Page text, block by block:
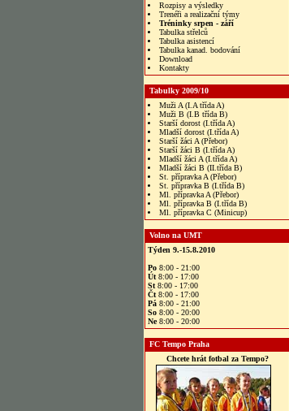
Rozpisy a výsledky
Trenéři a realizační týmy
Tréninky srpen - září
Tabulka střelců
Tabulka asistencí
Tabulka kanad. bodování
Download
Kontakty
Tabulky 2009/10
Muži A (I.A třída A)
Muži B (I.B třída B)
Starší dorost (I.třída A)
Mladší dorost (I.třída A)
Starší žáci A (Přebor)
Starší žáci B (I.třída A)
Mladší žáci A (I.třída A)
Mladší žáci B (II.třída B)
St. přípravka A (Přebor)
St. přípravka B (I.třída B)
Ml. přípravka A (Přebor)
Ml. přípravka B (I.třída B)
Ml. přípravka C (Minicup)
Volno na UMT
Týden 9.-15.8.2010
Po 8:00 - 21:00
Út 8:00 - 17:00
St 8:00 - 17:00
Čt 8:00 - 17:00
Pá 8:00 - 21:00
So 8:00 - 20:00
Ne8:00 - 20:00
FC Tempo Praha
Chcete hrát fotbal za Tempo?